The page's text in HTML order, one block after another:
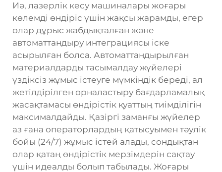
Иә, лазерлік кесу машиналары жоғары
көлемді өндіріс үшін жақсы жарамды, егер
олар дұрыс жабдықталған және
автоматтандыру интеграциясы іске
асырылған болса. Автоматтандырылған
материалдарды тасымалдау жүйелері
үздіксіз жұмыс істеуге мүмкіндік береді, ал
жетілдірілген орналастыру бағдарламалық
жасақтамасы өндірістік қуаттың тиімділігін
максималдайды. Қазіргі заманғы жүйелер
аз ғана операторлардың қатысуымен тәулік
бойы (24/7) жұмыс істей алады, сондықтан
олар қатаң өндірістік мерзімдерін сақтау
үшін идеалды болып табылады. Жоғары